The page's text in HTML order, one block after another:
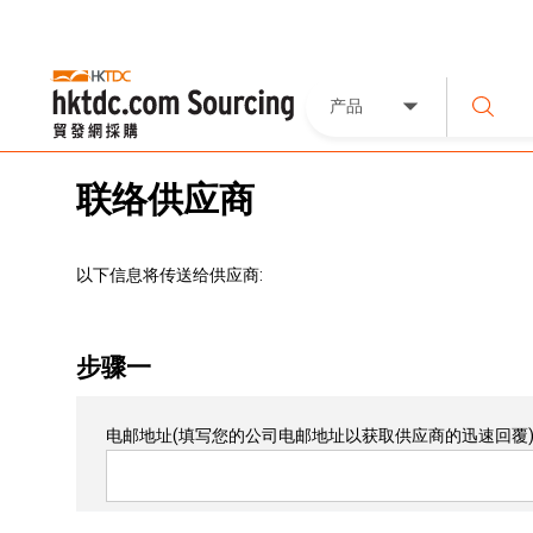
产品
联络供应商
以下信息将传送给供应商:
步骤一
电邮地址(填写您的公司电邮地址以获取供应商的迅速回覆)